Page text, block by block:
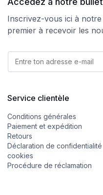
Inscrivez-vous ici à
premier à recevoir les
a
E
m
a
i
l
*
E
m
l
Service clientèle
Conditions générales
Paiement et expédition
Retours
Déclaration de
cookies
Procédure de réclamation